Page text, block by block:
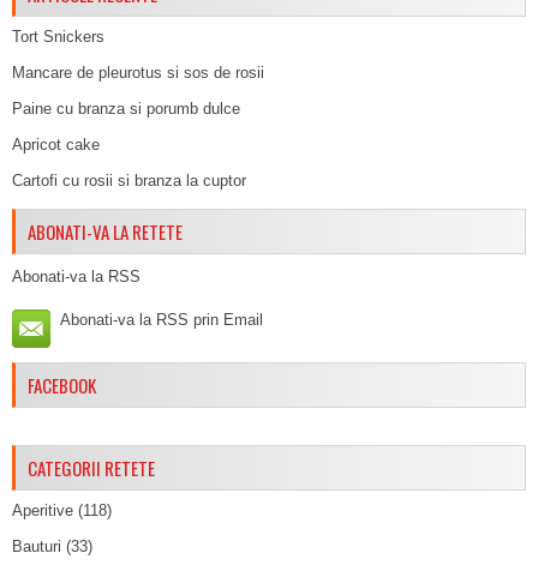
Tort Snickers
Mancare de pleurotus si sos de rosii
Paine cu branza si porumb dulce
Apricot cake
Cartofi cu rosii si branza la cuptor
ABONATI-VA LA RETETE
Abonati-va la RSS
Abonati-va la RSS prin Email
FACEBOOK
CATEGORII RETETE
Aperitive (118)
Bauturi (33)